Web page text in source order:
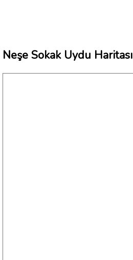
Neşe Sokak Uydu Haritası